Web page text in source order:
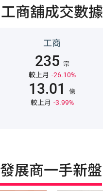
工商舖成交數據
工商
235 宗
較上月 -26.10%
13.01 億
較上月 -3.99%
發展商一手新盤